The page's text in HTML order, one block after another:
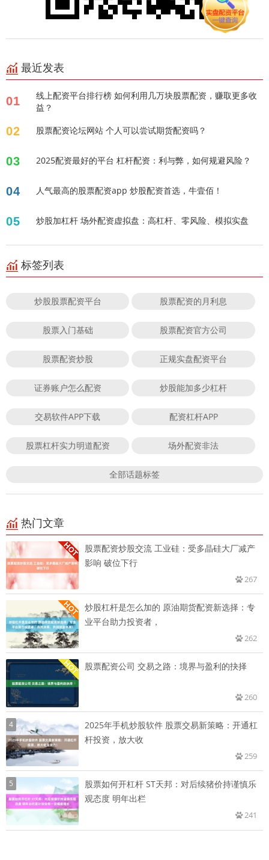
最近发表
01
线上配资平台排行榜 如何利用几万块股票配资，赚取更多收
益？
02 股票配资论坛网站 个人可以尝试期货配资吗？
03 2025配资最好的平台 杠杆配资：利与弊，如何规避风险？
04 人气最高的股票配资app 炒股配资首选，牛壹佰！
05 炒股加杠杆 场外配资虚拟盘：高杠杆、零风险、模拟实盘
标签列表
炒股股票配资平台 股票配资的月利息
股票入门基础 股票配资官方公司
股票配资炒股 正规实盘配资平台
证券账户怎么配资 炒股能加多少杠杆
交易软件APP下载 配资杠杆APP
股票杠杆实力明道配资 场外配资非法
全部话题标签
热门文章
股票配资炒股交流 工业硅：受多晶硅大厂减产
影响 破位下行
267
炒股杠杆是怎么加的 原油期货配资新选择：专
业平台助力投资者，
262
股票配资公司 交易之路：境界与盈利的抉择
260
4
2025年手机炒股软件 股票交易新策略：开通杠
杆投资，放大收
259
5
股票如何开杠杆 ST天邦：对后续猪价持谨慎乐
观态度 明年出栏
241